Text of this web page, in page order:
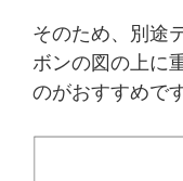
そのため、別途
ボンの図の上に
のがおすすめです